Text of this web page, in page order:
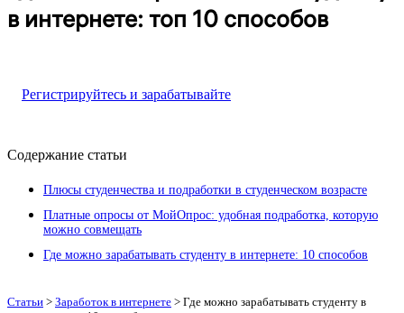
в интернете: топ 10 способов
Регистрируйтесь и зарабатывайте
Содержание статьи
Плюсы студенчества и подработки в студенческом возрасте
Платные опросы от МойОпрос: удобная подработка, которую
можно совмещать
Где можно зарабатывать студенту в интернете: 10 способов
Статьи > Заработок в интернете > Где можно зарабатывать студенту в